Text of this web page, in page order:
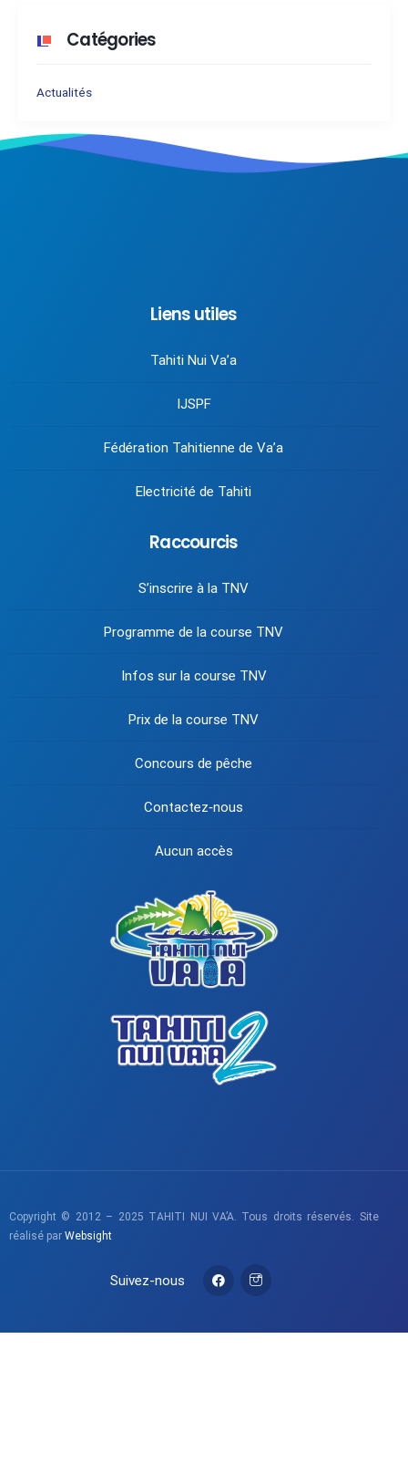
Catégories
Actualités
Liens utiles
Tahiti Nui Va’a
IJSPF
Fédération Tahitienne de Va’a
Electricité de Tahiti
Raccourcis
S’inscrire à la TNV
Programme de la course TNV
Infos sur la course TNV
Prix de la course TNV
Concours de pêche
Contactez‐nous
Aucun accès
Copyright © 2012 – 2025 TAHITI NUI VA’A. Tous droits réservés. Site
réalisé par Websight
Suivez-nous